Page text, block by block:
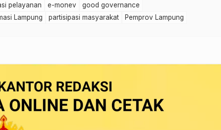
pelayanan e-monev
good governance
Lampung partisipasi masyarakat
Pemprov Lampung